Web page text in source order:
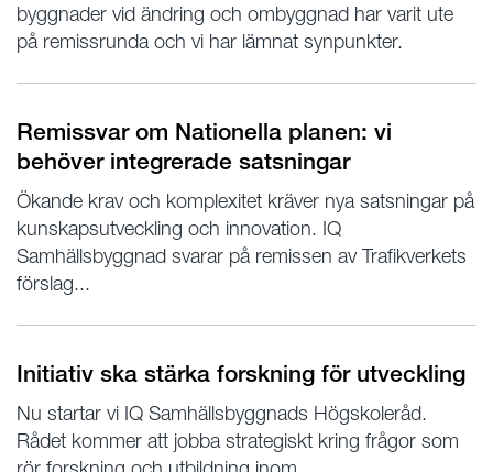
byggnader vid ändring och ombyggnad har varit ute
på remissrunda och vi har lämnat synpunkter.
Remissvar om Nationella planen: vi
behöver integrerade satsningar
Ökande krav och komplexitet kräver nya satsningar på
kunskapsutveckling och innovation. IQ
Samhällsbyggnad svarar på remissen av Trafikverkets
förslag...
Initiativ ska stärka forskning för utveckling
Nu startar vi IQ Samhällsbyggnads Högskoleråd.
Rådet kommer att jobba strategiskt kring frågor som